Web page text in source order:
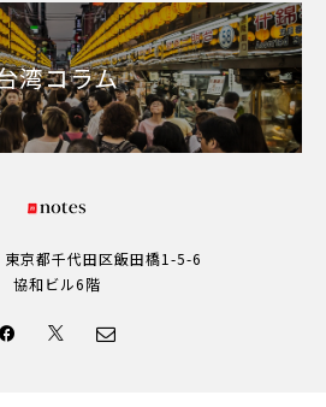
湾コラム
京都千代田区飯田橋1-5-6
協和ビル6階